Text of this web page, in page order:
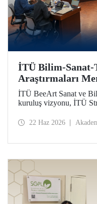
İTÜ Bilim-Sanat-
Araştırmaları
İTÜ BeeArt Sanat ve
kuruluş vizyonu, İTÜ
Kuruluş Çalıştayı’nda
22 Haz 2026